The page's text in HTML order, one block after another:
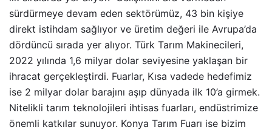
sürdürmeye devam eden sektörümüz, 43 bin kişiye
direkt istihdam sağlıyor ve üretim değeri ile Avrupa’da
dördüncü sırada yer alıyor. Türk Tarım Makinecileri,
2022 yılında 1,6 milyar dolar seviyesine yaklaşan bir
ihracat gerçekleştirdi. Fuarlar, Kısa vadede hedefimiz
ise 2 milyar dolar barajını aşıp dünyada ilk 10’a girmek.
Nitelikli tarım teknolojileri ihtisas fuarları, endüstrimize
önemli katkılar sunuyor. Konya Tarım Fuarı ise bizim